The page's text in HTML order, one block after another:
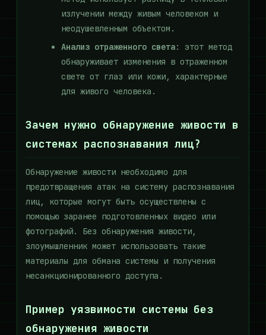
излучении между живым человеком и
неодушевленным объектом.
Анализ отраженного света: этот метод
обнаруживает изменения в отраженном
свете от глаз или кожи, характерные
для живого человека.
Зачем нужно обнаружение живости в
системах распознавания лиц?
Обнаружение живости необходимо для
предотвращения атак на систему распознавания
лиц, которые могут быть осуществлены с
помощью заранее подготовленных видео или
фотографий. Без обнаружения живости,
злоумышленник может использовать такие
материалы для обмана системы и получения
несанкционированного доступа.
Пример уязвимости системы без
обнаружения живости